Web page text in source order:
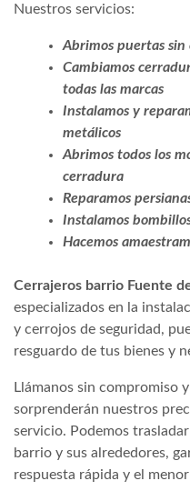
Nuestros servicios:
Abrimos puertas sin
Cambiamos
todas las marcas
Instalamos y
metálicos
Abrimos todos los
cerradura
Reparamos
Instalamos
Hacemos
Cerrajeros barrio Fuente
especializados en la
y cerrojos de seguridad,
resguardo de tus bienes y
Llámanos sin compromiso
sorprenderán nuestros
servicio. Podemos
barrio y sus alrededores,
respuesta rápida y el